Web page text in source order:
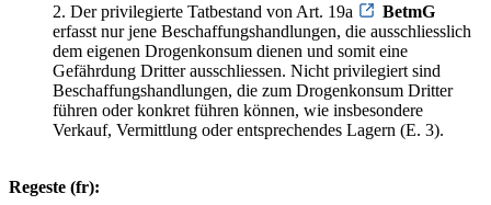
2. Der privilegierte Tatbestand von Art. 19a
BetmG
erfasst nur jene Beschaffungshandlungen, die ausschliesslich
dem eigenen Drogenkonsum dienen und somit eine
Gefährdung Dritter ausschliessen. Nicht privilegiert sind
Beschaffungshandlungen, die zum Drogenkonsum Dritter
führen oder konkret führen können, wie insbesondere
Verkauf, Vermittlung oder entsprechendes Lagern (E. 3).
Regeste (fr):